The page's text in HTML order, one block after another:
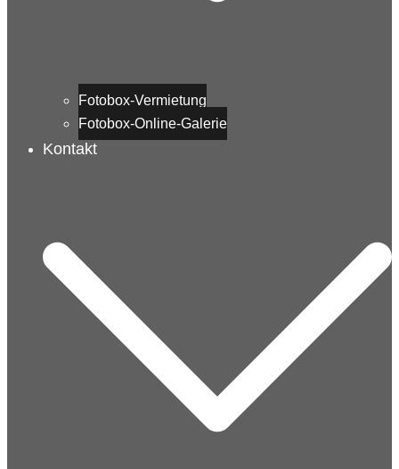
Fotobox-Vermietung
Fotobox-Online-Galerie
Kontakt